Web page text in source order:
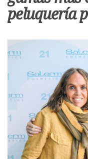
peluquería